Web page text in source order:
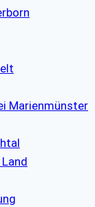
Marienmünster